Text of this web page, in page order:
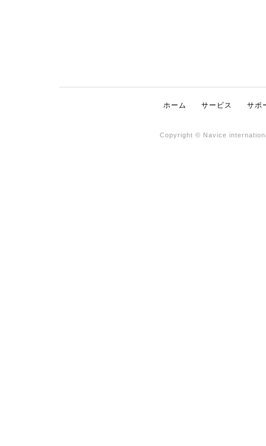
ホーム サービス サポ
Copyright © Navice